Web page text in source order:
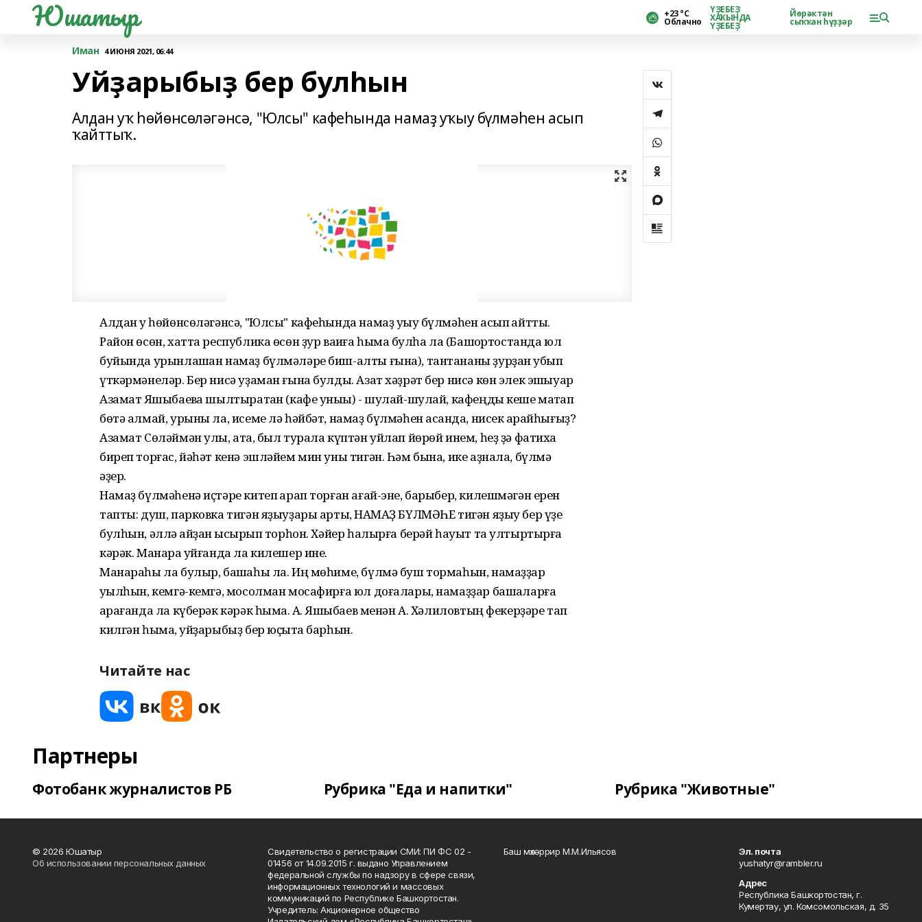
Юшатыр +23 °С
Облачно
ҮҘЕБЕҘ
ХАҠЫНДА
ҮҘЕБЕҘ
Йөрәктән
сыҡҡан һүҙҙәр
Иман 4 ИЮНЯ 2021, 06:44
Уйҙарыбыҙ бер булһын
Алдан уҡ һөйөнсөләгәнсә, "Юлсы" кафеһында намаҙ уҡыу бүлмәһен асып
ҡайттыҡ.
Алдан уҡ һөйөнсөләгәнсә, "Юлсы" кафеһында намаҙ уҡыу бүлмәһен асып ҡайттыҡ.
Район өсөн, хатта республика өсөн ҙур ваҡиға һымаҡ булһа ла (Башҡортостанда юл
буйында урынлашҡан намаҙ бүлмәләре биш-алты ғына), тантананы ҙурҙан ҡубып
үткәрмәнеләр. Бер нисә уҙаман ғына булды. Азат хәҙрәт бер нисә көн элек эшҡыуар
Азамат Яҡшыбаевҡа шылтыратҡан (кафе уныҡы) - шулай-шулай, кафеңды кеше маҡтап
бөтә алмай, урыны ла, исеме лә һәйбәт, намаҙ бүлмәһен асҡанда, нисек ҡарайһығыҙ?
Азамат Сөләймән улы, атаҡ, был турала күптән уйлап йөрөй инем, һеҙ ҙә фатиха
биреп торғас, йәһәт кенә эшләйем мин уны тигән. Һәм бына, ике аҙнала, бүлмә
әҙер.
Намаҙ бүлмәһенә иҫтәре китеп ҡарап торған ағай-эне, барыбер, килешмәгән ерен
тапты: душ, парковка тигән яҙыуҙары артыҡ, НАМАҘ БҮЛМӘҺЕ тигән яҙыу бер үҙе
булһын, әллә ҡайҙан ҡысҡырып торһон. Хәйер һалырға берәй һауыт та ултыртырға
кәрәк. Манара ҡуйғанда ла килешер ине.
Манараһы ла булыр, башҡаһы ла. Иң мөһиме, бүлмә буш тормаһын, намаҙҙар
уҡылһын, кемгә-кемгә, мосолман мосафирға юл доғалары, намаҙҙар башҡаларға
ҡарағанда ла күберәк кәрәк һымаҡ. А. Яҡшыбаев менән А. Хәлиловтың фекерҙәре тап
килгән һымаҡ, уйҙарыбыҙ бер юҫыҡта барһын.
Читайте нас
Партнеры
Фотобанк журналистов РБ Рубрика "Еда и напитки" Рубрика "Животные"
© 2026 Юшатыр
Об использовании персональных данных
Свидетельство о регистрации СМИ: ПИ ФС 02 -
01456 от 14.09.2015 г. выдано Управлением
федеральной службы по надзору в сфере связи,
информационных технологий и массовых
коммуникаций по Республике Башкортостан.
Учредитель: Акционерное общество
Баш мөхәррир М.М.Ильясов
Эл. почта
yushatyr@rambler.ru
Адрес
Республика Башкортостан, г.
Кумертау, ул. Комсомольская, д. 35